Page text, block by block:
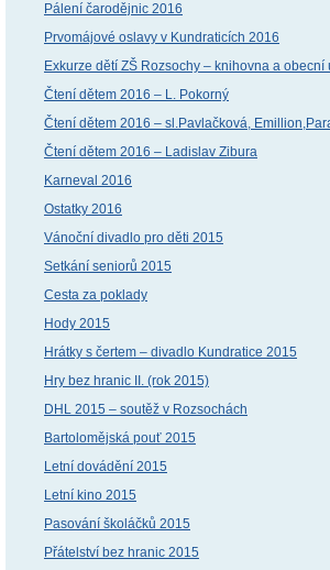
Pálení čarodějnic 2016
Prvomájové oslavy v Kundraticích 2016
Exkurze dětí ZŠ Rozsochy – knihovna a obecní
Čtení dětem 2016 – L. Pokorný
Čtení dětem 2016 – sl.Pavlačková,
Čtení dětem 2016 – Ladislav Zibura
Karneval 2016
Ostatky 2016
Vánoční divadlo pro děti 2015
Setkání seniorů 2015
Cesta za poklady
Hody 2015
Hrátky s čertem – divadlo Kundratice 2015
Hry bez hranic II. (rok 2015)
DHL 2015 – soutěž v Rozsochách
Bartolomějská pouť 2015
Letní dovádění 2015
Letní kino 2015
Pasování školáčků 2015
Přátelství bez hranic 2015